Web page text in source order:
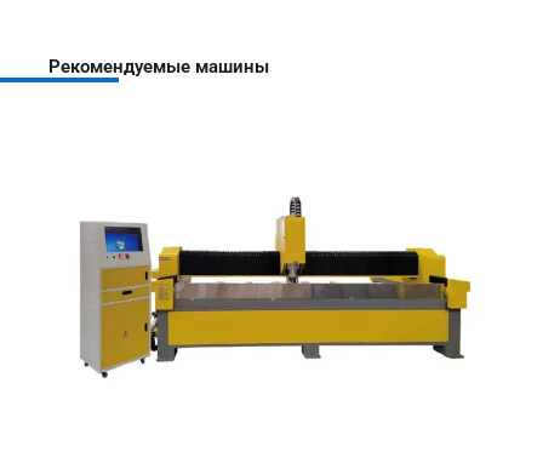
Рекомендуемые машины